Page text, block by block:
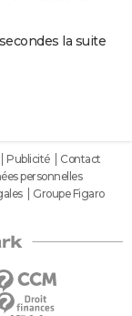
la suite
Publicité
Contact
personnelles
Groupe Figaro